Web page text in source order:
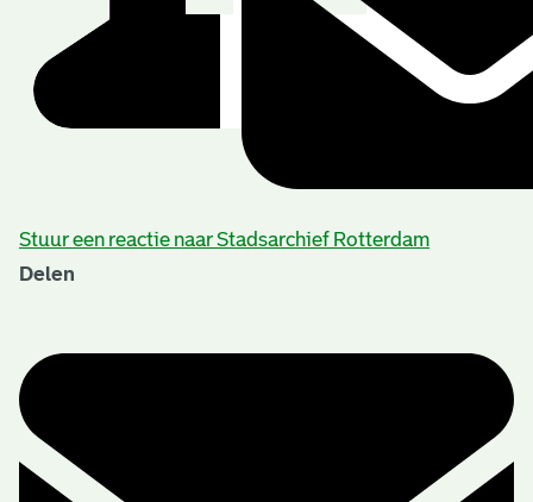
Stuur een reactie naar Stadsarchief Rotterdam
Delen